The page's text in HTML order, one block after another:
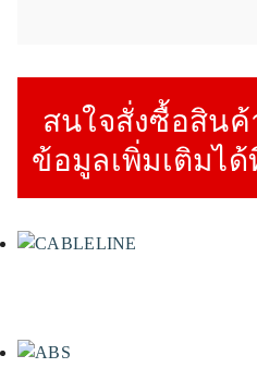
สนใจสั่งซื้อสิน
ข้อมูลเพิ่มเติมได้